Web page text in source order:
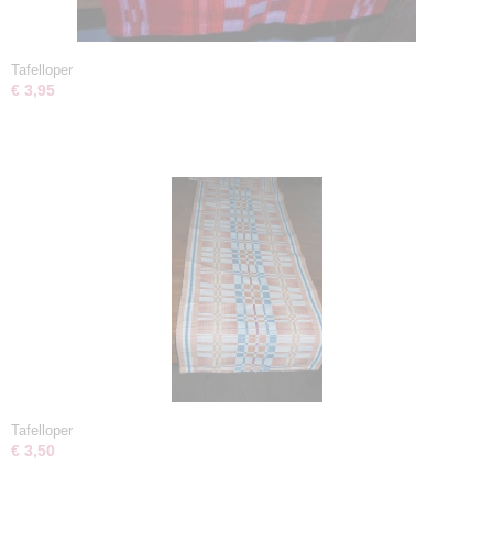
Tafelloper
€ 3,95
Tafelloper
€ 3,50